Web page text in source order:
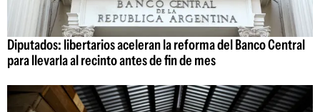
Diputados: libertarios aceleran la reforma del Banco Central
para llevarla al recinto antes de fin de mes